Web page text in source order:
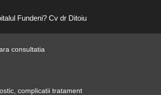
Fundeni? Cv dr Ditoiu
consultatia
complicatii tratament